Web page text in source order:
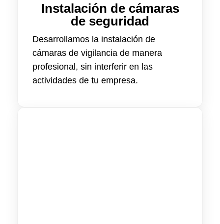
Instalación de cámaras
de seguridad
Desarrollamos la instalación de
cámaras de vigilancia de manera
profesional, sin interferir en las
actividades de tu empresa.